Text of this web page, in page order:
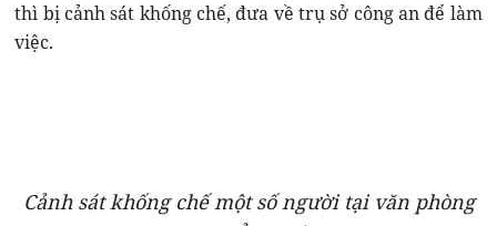
thì bị cảnh sát khống chế, đưa về trụ sở công an để làm
việc.
Cảnh sát khống chế một số người tại văn phòng